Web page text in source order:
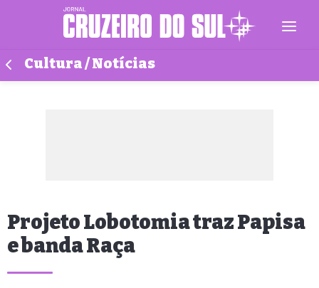
Cultura / Notícias
Projeto Lobotomia traz Papisa
e banda Raça